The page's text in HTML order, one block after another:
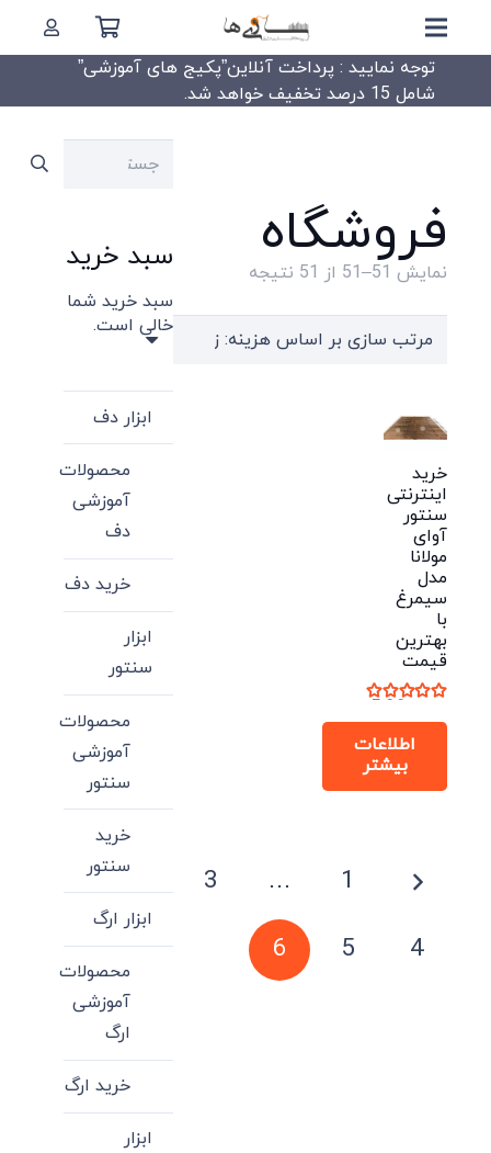
توجه نمایید : پرداخت آنلاین”پکیج های آموزشی”
شامل 15 درصد تخفیف خواهد شد.
فروشگاه
نمایش 51–51 از 51 نتیجه
price:
خرید
اینترنتی
سنتور
آوای
مولانا
مدل
سیمرغ
با
بهترین
قیمت
اطلاعات
بیشتر
صفحه‌بندی
1
…
3
4
5
6
جستجو
سبد خرید
سبد خرید شما
خالی است.
ابزار دف
محصولات
آموزشی
دف
خرید دف
ابزار
سنتور
محصولات
آموزشی
سنتور
خرید
سنتور
ابزار ارگ
محصولات
آموزشی
ارگ
خرید ارگ
ابزار